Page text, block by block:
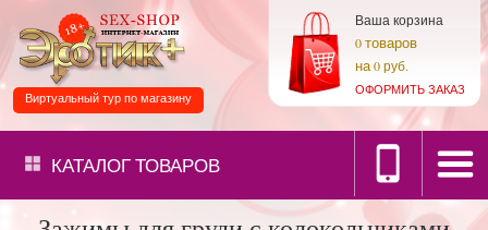
Ваша корзина
0товаров
на0 руб.
ОФОРМИТЬ ЗАКАЗ
Виртуальный тур по магазину
КАТАЛОГТОВАРОВ